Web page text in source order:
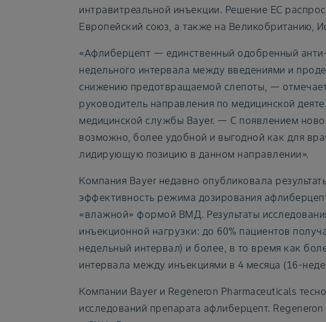
интравитреальной инъекции. Решение ЕС
Европейский союз, а также на Великобританию,
«Афлиберцепт — единственный одобренный
недельного интервала между введениями и
снижению предотвращаемой слепоты, —
руководитель направления по медицинской
медицинской службы Bayer. — С появлением
возможно, более удобной и выгодной как для
лидирующую позицию в данном направлении».
Компания Bayer недавно опубликовала
эффективность режима дозирования
«влажной» формой ВМД. Результаты
инъекционной нагрузки: до 60% пациентов
недельный интервал) и более, в то время как
интервала между инъекциями в 4 месяца (16-
Компании Bayer и Regeneron Pharmaceuticals
исследований препарата афлиберцепт.